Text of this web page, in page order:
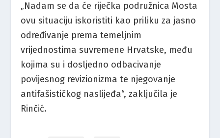
„Nadam se da će riječka podružnica Mosta
ovu situaciju iskoristiti kao priliku za jasno
određivanje prema temeljnim
vrijednostima suvremene Hrvatske, među
kojima su i dosljedno odbacivanje
povijesnog revizionizma te njegovanje
antifašističkog naslijeđa“, zaključila je
Rinčić.